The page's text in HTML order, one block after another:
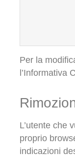
Per la
l’Informativa
L’utente che
proprio
indicazioni